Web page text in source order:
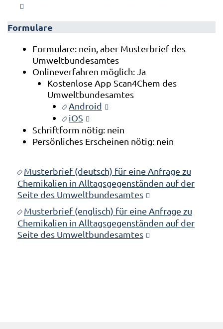
Formulare
Formulare: nein, aber Musterbrief des
Umweltbundesamtes
Onlineverfahren möglich: Ja
Kostenlose App Scan4Chem des
Umweltbundesamtes
Android
iOS
Schriftform nötig: nein
Persönliches Erscheinen nötig: nein
Musterbrief (deutsch) für eine Anfrage zu
Chemikalien in Alltagsgegenständen auf der
Seite des Umweltbundesamtes
Musterbrief (englisch) für eine Anfrage zu
Chemikalien in Alltagsgegenständen auf der
Seite des Umweltbundesamtes